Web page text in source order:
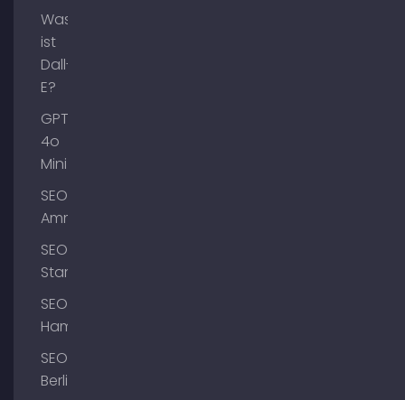
Was
ist
Dall-
E?
GPT-
4o
Mini
SEO
Ammersee
SEO
Starnberg
SEO
Hamburg
SEO
Berlin